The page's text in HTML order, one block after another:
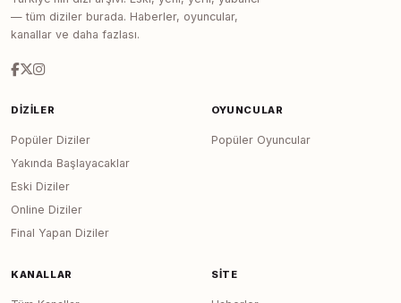
— tüm diziler burada. Haberler, oyuncular,
kanallar ve daha fazlası.
DIZILER
Popüler Diziler
Yakında Başlayacaklar
Eski Diziler
Online Diziler
Final Yapan Diziler
OYUNCULAR
Popüler Oyuncular
KANALLAR SITE